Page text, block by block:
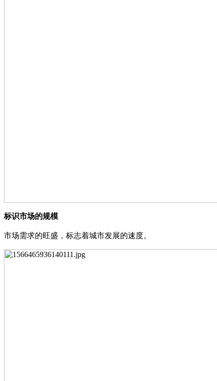
标识市场的规模
市场需求的旺盛，标志着城市发展的速度。